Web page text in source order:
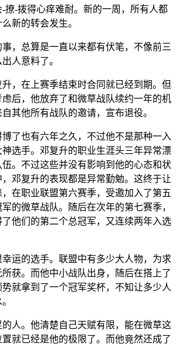
撩-拨得心痒难耐。新的一周，所有人都
新的转会发生。
，总算是一直以来都有伏笔，不像前三
人意料了。
，在上赛季结束时合同就已经到期。但
后，他放弃了和微草战队续约一年的机
其他所有战队的邀请，宣布退役。
了也有六年之久，不过他不是那种一入
选手。邓复升的职业生涯头三年异常漂
。不过这些并没有影响到他的心态和状
邓复升的表现都是异常勤勉。这终于让
在职业联盟第六赛季，受邀加入了第五
的微草战队。随后在次年的第七赛季，
他们的第二个总冠军，又连续两年入选
运的选手。联盟中有多少大人物，为求
获。而他中小战队出身，随后在搭上了
就拿到了一个冠军奖杯，不知让多少人
人。他清楚自己天赋有限，能在微草这
就已经是他的极限了。而他竟然还成了